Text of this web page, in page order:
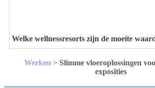
Welke wellnessresorts zijn de moeite
Werken > Slimme vloeroplossingen
exposities